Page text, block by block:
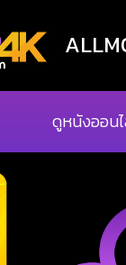
ดูหนังออน